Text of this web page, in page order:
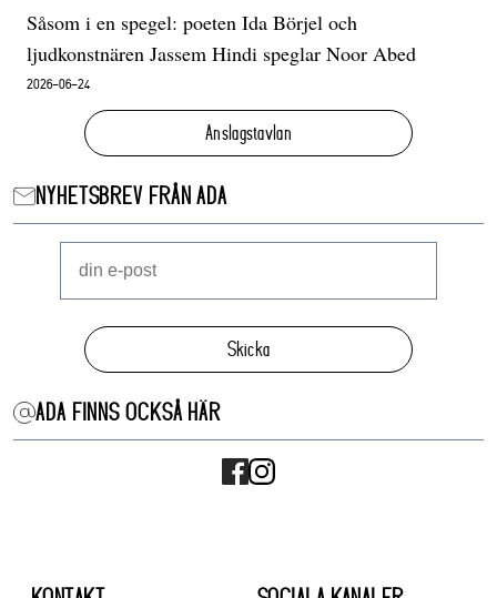
Såsom i en spegel: poeten Ida Börjel och
ljudkonstnären Jassem Hindi speglar Noor Abed
2026-06-24
Anslagstavlan
NYHETSBREV FRÅN ADA
Skicka
ADA FINNS OCKSÅ HÄR